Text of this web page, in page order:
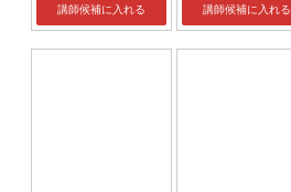
講師候補に入れる 講師候補に入れる